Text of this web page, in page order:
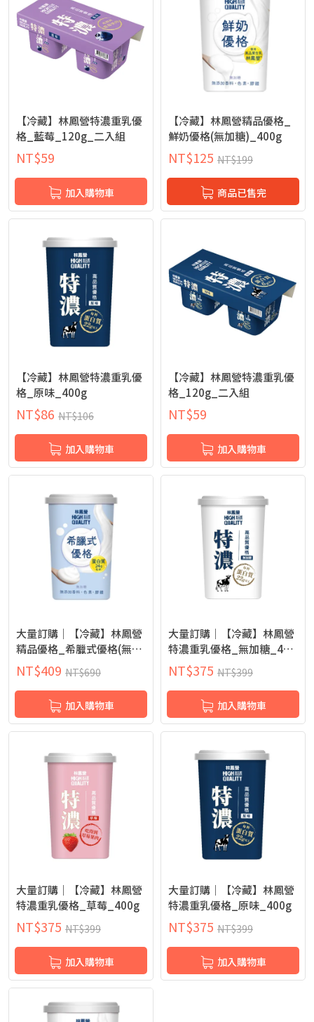
【冷藏】林鳳營特濃重乳優
格_藍莓_120g_二入組
NT$59
加入購物車
【冷藏】林鳳營精品優格_
鮮奶優格(無加糖)_400g
NT$125 NT$199
商品已售完
【冷藏】林鳳營特濃重乳優
格_原味_400g
NT$86 NT$106
加入購物車
【冷藏】林鳳營特濃重乳優
格_120g_二入組
NT$59
加入購物車
大量訂購｜【冷藏】林鳳營
精品優格_希臘式優格(無加
糖)_400g
NT$409 NT$690
加入購物車
大量訂購｜【冷藏】林鳳營
特濃重乳優格_無加糖_400
gNT$375 NT$399
加入購物車
大量訂購｜【冷藏】林鳳營
特濃重乳優格_草莓_400g
NT$375 NT$399
加入購物車
大量訂購｜【冷藏】林鳳營
特濃重乳優格_原味_400g
NT$375 NT$399
加入購物車